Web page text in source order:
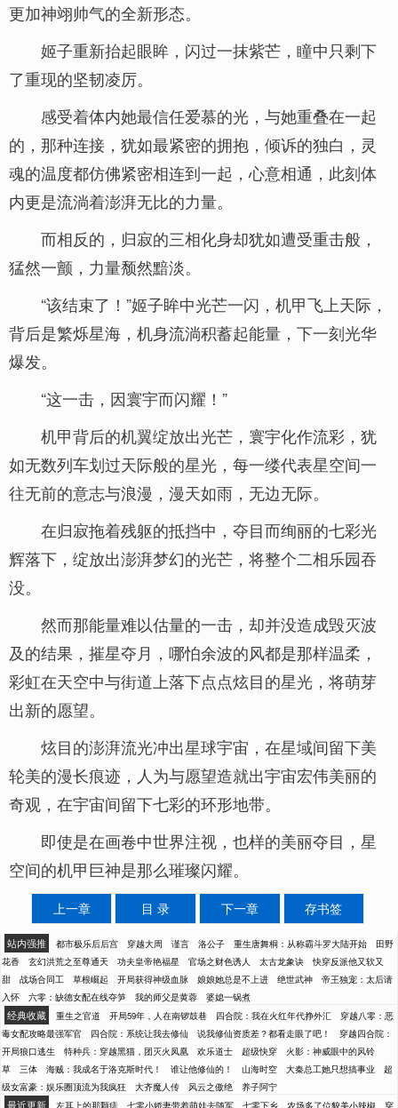
更加神翊帅气的全新形态。
姬子重新抬起眼眸，闪过一抹紫芒，瞳中只剩下
了重现的坚韧凌厉。
感受着体内她最信任爱慕的光，与她重叠在一起
的，那种连接，犹如最紧密的拥抱，倾诉的独白，灵
魂的温度都仿佛紧密相连到一起，心意相通，此刻体
内更是流淌着澎湃无比的力量。
而相反的，归寂的三相化身却犹如遭受重击般，
猛然一颤，力量颓然黯淡。
“该结束了！”姬子眸中光芒一闪，机甲飞上天际，
背后是繁烁星海，机身流淌积蓄起能量，下一刻光华
爆发。
“这一击，因寰宇而闪耀！”
机甲背后的机翼绽放出光芒，寰宇化作流彩，犹
如无数列车划过天际般的星光，每一缕代表星空间一
往无前的意志与浪漫，漫天如雨，无边无际。
在归寂拖着残躯的抵挡中，夺目而绚丽的七彩光
辉落下，绽放出澎湃梦幻的光芒，将整个二相乐园吞
没。
然而那能量难以估量的一击，却并没造成毁灭波
及的结果，摧星夺月，哪怕余波的风都是那样温柔，
彩虹在天空中与街道上落下点点炫目的星光，将萌芽
出新的愿望。
炫目的澎湃流光冲出星球宇宙，在星域间留下美
轮美的漫长痕迹，人为与愿望造就出宇宙宏伟美丽的
奇观，在宇宙间留下七彩的环形地带。
即使是在画卷中世界注视，也样的美丽夺目，星
空间的机甲巨神是那么璀璨闪耀。
上一章 目 录 下一章 存书签
站内强推 都市极乐后后宫 穿越大周 谨言 洛公子 重生唐舞桐：从称霸斗罗大陆开始
田野
花香
玄幻洪荒之至尊通天 功夫皇帝艳福星 官场之财色诱人 太古龙象诀
快穿反派他又软又
甜
战场合同工 草根崛起 开局获得神级血脉 娘娘她总是不上进 绝世武神
帝王独宠：太后请
入怀
六零：缺德女配在线夺笋 我的师父是黄蓉 婆媳一锅煮
经典收藏 重生之官道 开局59年，人在南锣鼓巷 四合院：我在火红年代挣外汇
穿越八零：恶
毒女配攻略最强军官
四合院：系统让我去修仙 说我修仙资质差？都看走眼了吧！
穿越四合院：
开局狼口逃生
特种兵：穿越黑猫，团灭火凤凰 欢乐道士 超级快穿
火影：神威眼中的风铃
草
三体 海贼：我成名于洛克斯时代！ 谁让他修仙的！ 山海时空 大秦总工她只想搞事业
超
级女富豪：娱乐圈顶流为我疯狂
大齐魔人传 风云之傲绝 养子阿宁
最近更新 左耳上的那颗痣 七零小娇妻带着萌娃去随军 七零下乡，农场多了位貌美小辣椒 穿